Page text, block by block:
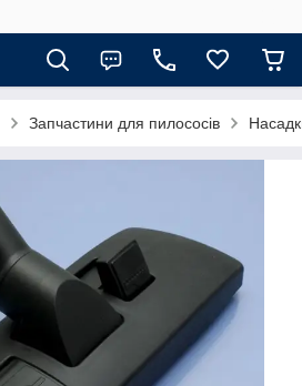
Запчастини для пилососів